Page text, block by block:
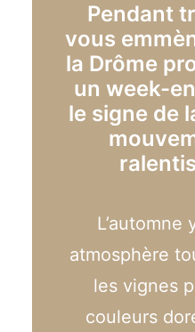
Pendant
vous
la Drôme
un week-
le signe de
L’automne
atmosphère
les vignes
couleurs